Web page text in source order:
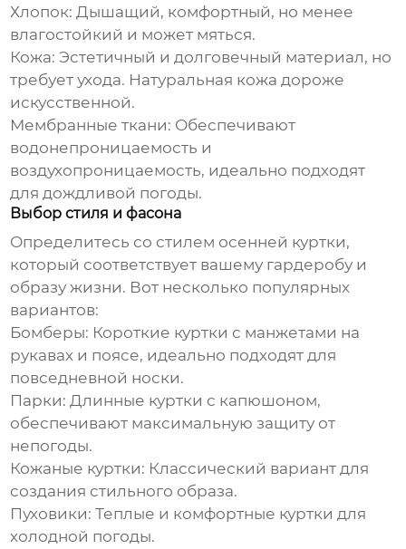
Хлопок: Дышащий, комфортный, но менее
влагостойкий и может мяться.
Кожа: Эстетичный и долговечный материал, но
требует ухода. Натуральная кожа дороже
искусственной.
Мембранные ткани: Обеспечивают
водонепроницаемость и
воздухопроницаемость, идеально подходят
для дождливой погоды.
Выбор стиля и фасона
Определитесь со стилем осенней куртки,
который соответствует вашему гардеробу и
образу жизни. Вот несколько популярных
вариантов:
Бомберы: Короткие куртки с манжетами на
рукавах и поясе, идеально подходят для
повседневной носки.
Парки: Длинные куртки с капюшоном,
обеспечивают максимальную защиту от
непогоды.
Кожаные куртки: Классический вариант для
создания стильного образа.
Пуховики: Теплые и комфортные куртки для
холодной погоды.